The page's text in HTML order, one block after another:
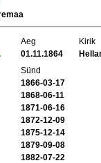
Aeg
Kirik
01.11.1864
Sünd
1866-03-17
1868-06-11
1871-06-16
1872-12-09
1875-12-14
1879-09-08
1882-07-22